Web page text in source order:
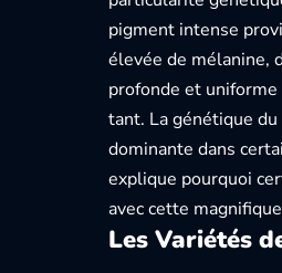
pigment intense
élevée de mélanine,
profonde et
tant. La génétique
dominante dans
explique pourquoi
avec cette
Les Variétés